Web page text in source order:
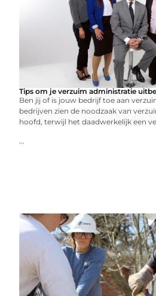
Tips om je verzuim administratie
Ben jij of is jouw bedrijf toe aan
bedrijven zien de noodzaak van
hoofd, terwijl het daadwerkelijk een
...